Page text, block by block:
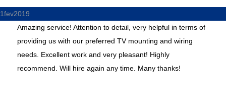
1fev2019
Amazing service! Attention to detail, very helpful in terms of
providing us with our preferred TV mounting and wiring
needs. Excellent work and very pleasant! Highly
recommend. Will hire again any time. Many thanks!